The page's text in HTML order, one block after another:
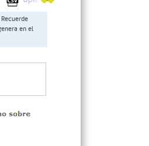
en el